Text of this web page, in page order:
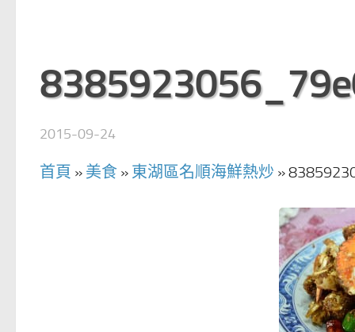
2015-09-24
首頁 » 美食 » 東湖區名順海鮮熱炒 »